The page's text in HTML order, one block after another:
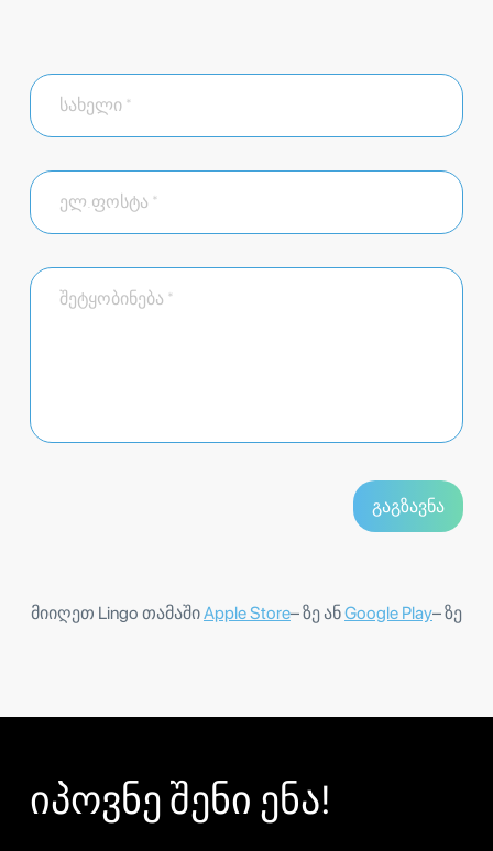
მიიღეთ Lingo თამაშიApple Store– ზე ანGoogle Play– ზე
იპოვნე შენი ენა!